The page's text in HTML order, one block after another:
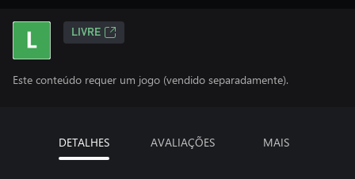
LIVRE
Este conteúdo requer um jogo (vendido separadamente).
DETALHES AVALIAÇÕES MAIS